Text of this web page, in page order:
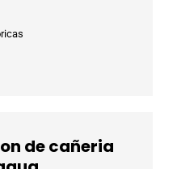
de cañeria